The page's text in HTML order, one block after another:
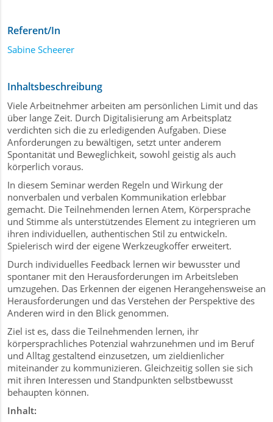
Referent/In
Sabine Scheerer
Inhaltsbeschreibung
Viele Arbeitnehmer arbeiten am persönlichen Limit und das
über lange Zeit. Durch Digitalisierung am Arbeitsplatz
verdichten sich die zu erledigenden Aufgaben. Diese
Anforderungen zu bewältigen, setzt unter anderem
Spontanität und Beweglichkeit, sowohl geistig als auch
körperlich voraus.
In diesem Seminar werden Regeln und Wirkung der
nonverbalen und verbalen Kommunikation erlebbar
gemacht. Die Teilnehmenden lernen Atem, Körpersprache
und Stimme als unterstützendes Element zu integrieren um
ihren individuellen, authentischen Stil zu entwickeln.
Spielerisch wird der eigene Werkzeugkoffer erweitert.
Durch individuelles Feedback lernen wir bewusster und
spontaner mit den Herausforderungen im Arbeitsleben
umzugehen. Das Erkennen der eigenen Herangehensweise an
Herausforderungen und das Verstehen der Perspektive des
Anderen wird in den Blick genommen.
Ziel ist es, dass die Teilnehmenden lernen, ihr
körpersprachliches Potenzial wahrzunehmen und im Beruf
und Alltag gestaltend einzusetzen, um zieldienlicher
miteinander zu kommunizieren. Gleichzeitig sollen sie sich
mit ihren Interessen und Standpunkten selbstbewusst
behaupten können.
Inhalt: